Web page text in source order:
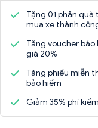
Tặng 01 phần quà
mua xe thành
Tặng voucher
giá 20%
Tặng phiếu miễn
bảo hiểm
Giảm 35% phí